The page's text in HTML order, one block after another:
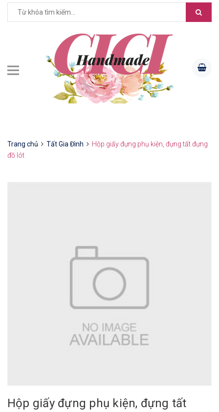
Trang chủ Tất Gia Đình
Hộp giấy đựng phụ kiện, đựng tất đựng
đồ lót
Hộp giấy đựng phụ kiện, đựng tất